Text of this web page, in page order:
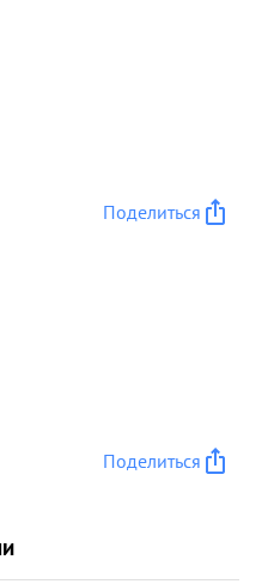
Поделиться
Поделиться